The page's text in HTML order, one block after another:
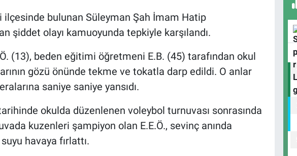
ilçesinde bulunan Süleyman Şah İmam Hatip
şiddet olayı kamuoyunda tepkiyle karşılandı.
(13), beden eğitimi öğretmeni E.B. (45) tarafından okul
gözü önünde tekme ve tokatla darp edildi. O anlar
saniye saniye yansıdı.
okulda düzenlenen voleybol turnuvası sonrasında
kuzenleri şampiyon olan E.E.Ö., sevinç anında
havaya fırlattı.